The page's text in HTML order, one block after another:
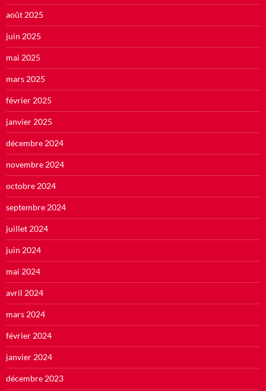
août 2025
juin 2025
mai 2025
mars 2025
février 2025
janvier 2025
décembre 2024
novembre 2024
octobre 2024
septembre 2024
juillet 2024
juin 2024
mai 2024
avril 2024
mars 2024
février 2024
janvier 2024
décembre 2023